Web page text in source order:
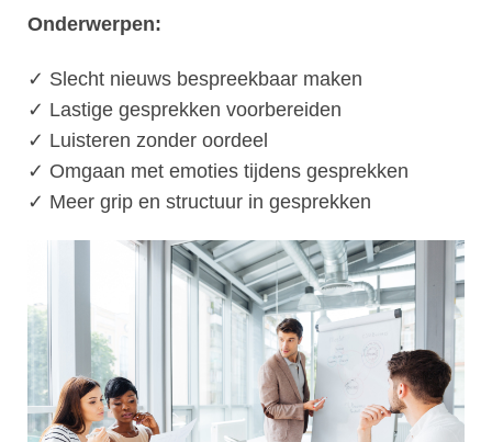
Onderwerpen:
✓ Slecht nieuws bespreekbaar maken
✓ Lastige gesprekken voorbereiden
✓ Luisteren zonder oordeel
✓ Omgaan met emoties tijdens gesprekken
✓ Meer grip en structuur in gesprekken